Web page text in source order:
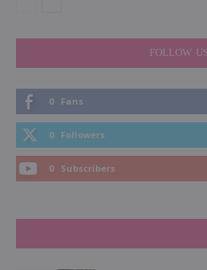
FOLLOW US
0 Fans
0 Followers
0 Subscribers